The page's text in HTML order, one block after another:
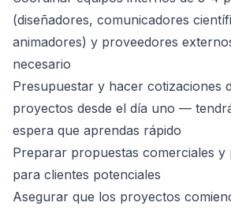
(diseñadores, comunicadores
animadores) y proveedores
necesario
Presupuestar y hacer cotizaciones
proyectos desde el día uno —
espera que aprendas rápido
Preparar propuestas comerciales y
para clientes potenciales
Asegurar que los proyectos